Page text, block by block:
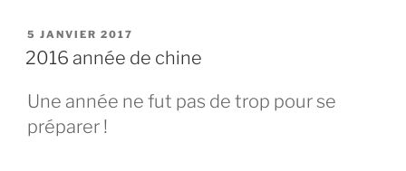
PUBLIÉ
LE
5 JANVIER 2017
2016 année de chine
Une année ne fut pas de trop pour se
préparer !